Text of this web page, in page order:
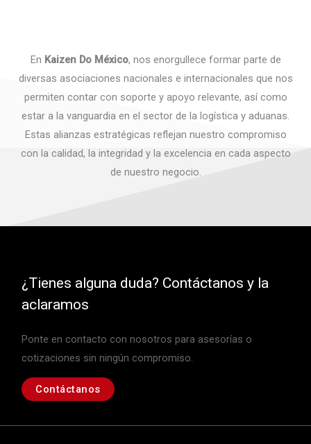
En Kaizen Do México, nos enorgullece formar parte de
diversas asociaciones nacionales e internacionales que nos
permiten contar con soporte y apoyo relevante, así como
estar a la vanguardia en el sector de la logística y aduanas.
Estas alianzas estratégicas reflejan nuestro compromiso
con la calidad, la integridad y la excelencia en cada aspecto
de nuestro negocio.
¿Tienes alguna duda? Contáctanos y la
aclaramos
Ponte en contacto con nosotros para asesorías o
cotizaciones sin ningún compromiso.
Contáctanos